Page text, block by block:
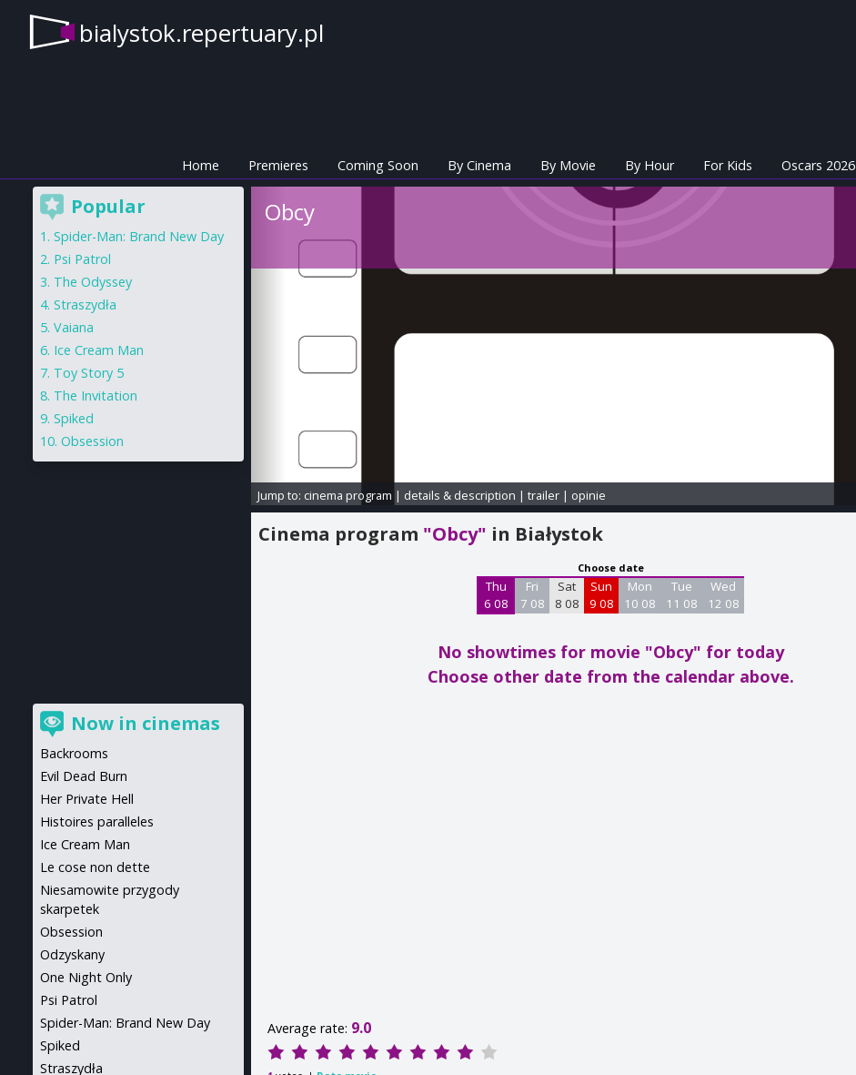
bialystok.repertuary.pl
Home Premieres Coming Soon By Cinema By Movie By Hour For Kids Oscars 2026
Obcy
Jump to: cinema program | details & description | trailer| opinie
Cinema program "Obcy" in Białystok
Choose date
Thu
6 08
Fri
7 08
Sat
8 08
Sun
9 08
Mon
10 08
Tue
11 08
Wed
12 08
No showtimes for movie "Obcy" for today
Choose other date from the calendar above.
Average rate: 9.0
Popular
Spider-Man: Brand New Day
Psi Patrol
The Odyssey
Straszydła
Vaiana
Ice Cream Man
Toy Story 5
The Invitation
Spiked
Obsession
Now in cinemas
Backrooms
Evil Dead Burn
Her Private Hell
Histoires paralleles
Ice Cream Man
Le cose non dette
Niesamowite przygody
skarpetek
Obsession
Odzyskany
One Night Only
Psi Patrol
Spider-Man: Brand New Day
Spiked
Straszydła